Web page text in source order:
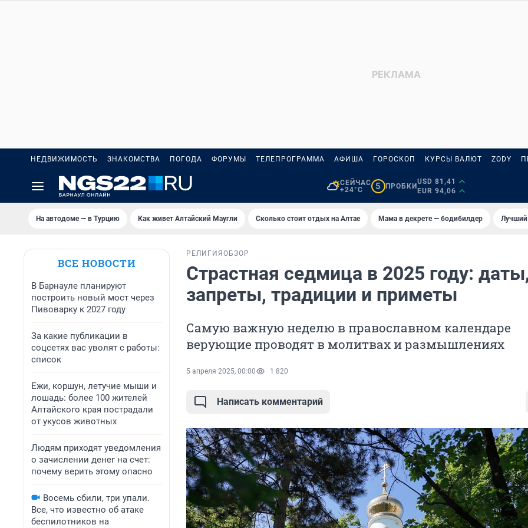
НЕДВИЖИМОСТЬ ЗНАКОМСТВА ПОГОДА ФОРУМЫ ТЕЛЕПРОГРАММА АФИША ГОРОСКОП КУРСЫ ВАЛЮТ ZODY
СЕЙЧАС
+24°C
5 ПРОБКИ
USD 81,41
EUR 94,06
На автодоме — в Турцию Как живет Алтайский Маугли Сколько стоит отдых на Алтае Мама в декрете — бодибилдер
ВСЕ НОВОСТИ
В Барнауле планируют
построить новый мост через
Пивоварку к 2027 году
За какие публикации в
соцсетях вас уволят с работы:
список
Ежи, коршун, летучие мыши и
лошадь: более 100 жителей
Алтайского края пострадали
от укусов животных
Людям приходят уведомления
о зачислении денег на счет:
почему верить этому опасно
Восемь сбили, три упали.
Все, что известно об атаке
беспилотников на
РЕЛИГИЯ ОБЗОР
Страстная седмица в 2025 году:
запреты, традиции и приметы
Самую важную неделю в православном календаре
верующие проводят в молитвах и размышлениях
5 апреля 2025, 00:00 1 820
Написать комментарий